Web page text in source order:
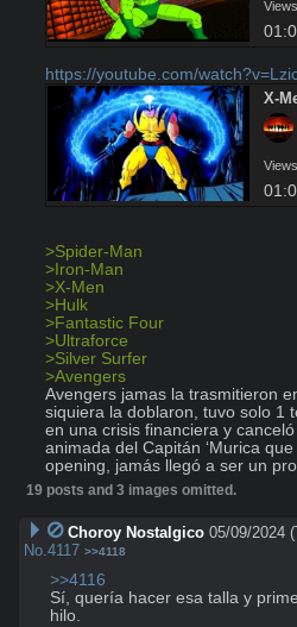
https://youtube.com/
X-
>Spider-Man
>Iron-Man
>X-Men
>Hulk
>Fantastic Four
>Ultraforce
>Silver Surfer
>Avengers
Avengers jamas la trasmitieron
siquiera la doblaron, tuvo solo 1
en una crisis financiera y
animada del Capitán ‘Murica
opening, jamás llegó a ser un
19 posts and 3 images omitted.
Choroy Nostalgico 05/09/2024
No.4117 >>4118
>>4116
Sí, quería hacer esa talla y
hilo.